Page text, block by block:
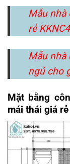
Mẫu nhà
rẻ
Mẫu nhà
ngủ cho
Mặt bằng
mái thái giá rẻ